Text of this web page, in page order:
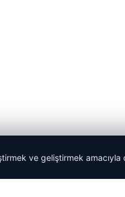
ve geliştirmek amacıyla